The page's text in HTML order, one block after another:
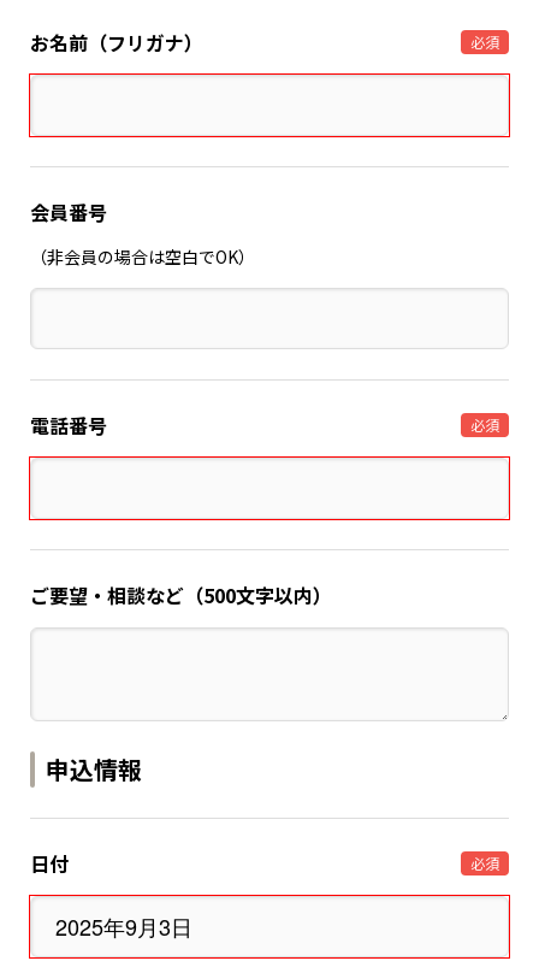
お名前（フリガナ） 必須
会員番号
（非会員の場合は空白でOK）
電話番号 必須
ご要望・相談など（500文字以内）
申込情報
日付 必須